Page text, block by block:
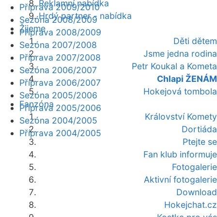
Reklamní nabídka
Hrdý partner - nabídka
Žijeme
Děti dětem
Jsme jedna rodina
Petr Koukal a Kometa
Chlapi ŽENÁM
Hokejová tombola
Fanzóna
Království Komety
Dortiáda
Ptejte se
Fan klub informuje
Fotogalerie
Aktivní fotogalerie
Download
Hokejchat.cz
Příprava 2009/2010
Sezóna 2008/2009
Příprava 2008/2009
Sezóna 2007/2008
Příprava 2007/2008
Sezóna 2006/2007
Příprava 2006/2007
Sezóna 2005/2006
Příprava 2005/2006
Sezóna 2004/2005
Příprava 2004/2005